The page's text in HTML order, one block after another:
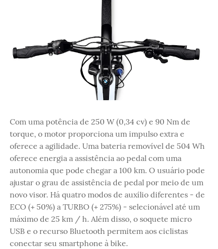
Com uma potência de 250 W (0,34 cv) e 90 Nm de
torque, o motor proporciona um impulso extra e
oferece a agilidade. Uma bateria removível de 504 Wh
oferece energia a assistência ao pedal com uma
autonomia que pode chegar a 100 km. O usuário pode
ajustar o grau de assistência de pedal por meio de um
novo visor. Há quatro modos de auxílio diferentes - de
ECO (+ 50%) a TURBO (+ 275%) - selecionável até um
máximo de 25 km / h. Além disso, o soquete micro
USB e o recurso Bluetooth permitem aos ciclistas
conectar seu smartphone à bike.